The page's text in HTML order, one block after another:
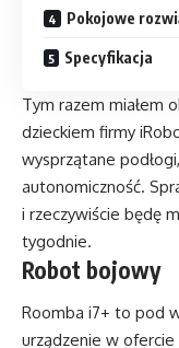
Pokojowe
Specyfikacja
Tym razem miałem
dzieckiem firmy
wysprzątane
autonomiczność.
i rzeczywiście będę
tygodnie.
Robot bojowy
Roomba i7+ to pod
urządzenie w